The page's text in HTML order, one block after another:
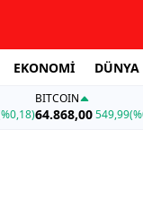
EKONOMİ DÜNYA
BITCOIN
64.868,00549,99